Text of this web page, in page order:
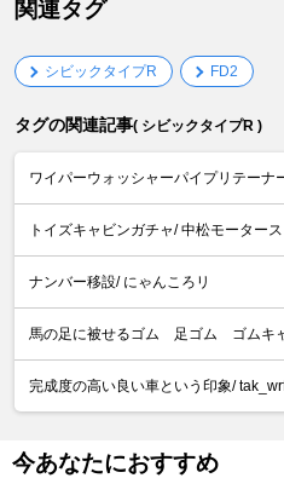
関連タグ
シビックタイプR FD2
タグの関連記事( シビックタイプR )
ワイパーウォッシャーパイプリテーナ
トイズキャビンガチャ/ 中松モータース
ナンバー移設/ にゃんころリ
馬の足に被せるゴム 足ゴム ゴムキ
完成度の高い良い車という印象/
今あなたにおすすめ